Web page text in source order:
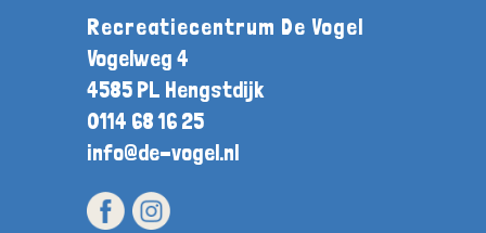
Recreatiecentrum De Vogel
Vogelweg 4
4585 PL Hengstdijk
0114 68 16 25
info@de-vogel.nl